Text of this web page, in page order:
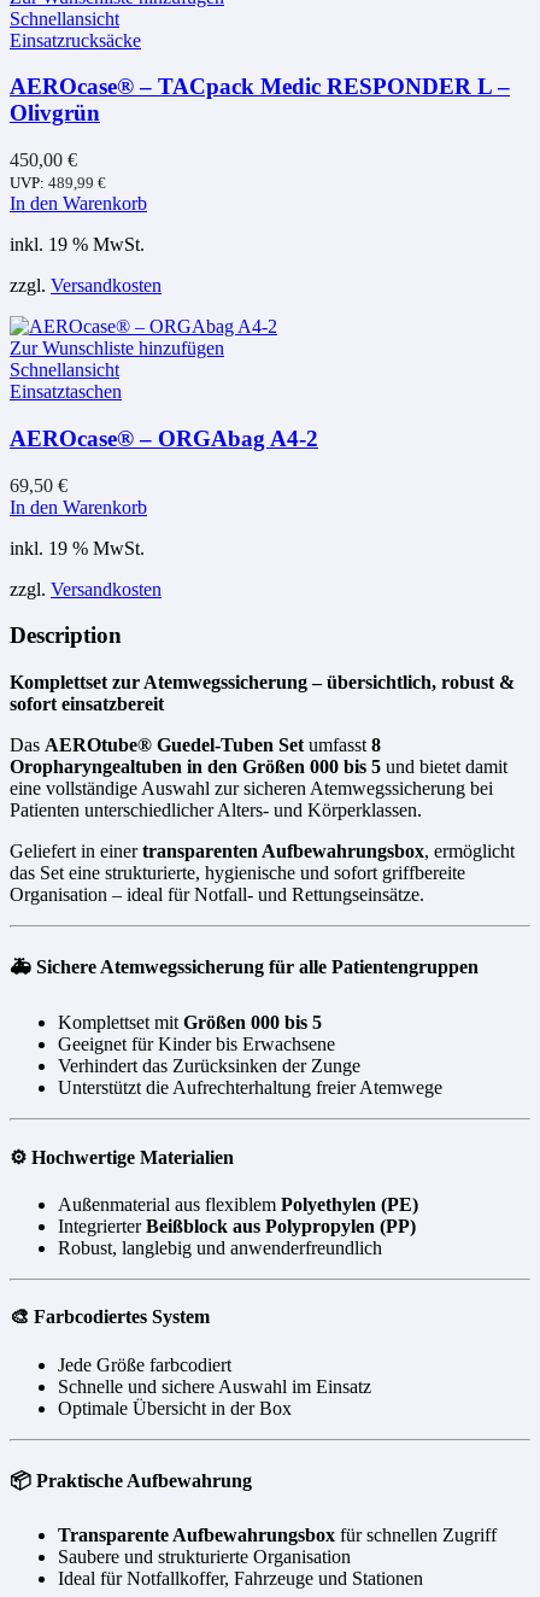
Schnellansicht
Einsatzrucksäcke
AEROcase® – TACpack Medic RESPONDER L –
Olivgrün
450,00 €
UVP: 489,99 €
In den Warenkorb
inkl. 19 % MwSt.
zzgl. Versandkosten
Zur Wunschliste hinzufügen
Schnellansicht
Einsatztaschen
AEROcase® – ORGAbag A4-2
69,50 €
In den Warenkorb
inkl. 19 % MwSt.
zzgl. Versandkosten
Description
Komplettset zur Atemwegssicherung – übersichtlich, robust &
sofort einsatzbereit
Das AEROtube® Guedel-Tuben Set umfasst 8
Oropharyngealtuben in den Größen 000 bis 5 und bietet damit
eine vollständige Auswahl zur sicheren Atemwegssicherung bei
Patienten unterschiedlicher Alters- und Körperklassen.
Geliefert in einertransparenten Aufbewahrungsbox, ermöglicht
das Set eine strukturierte, hygienische und sofort griffbereite
Organisation – ideal für Notfall- und Rettungseinsätze.
🚑 Sichere Atemwegssicherung für alle Patientengruppen
Komplettset mit Größen 000 bis 5
Geeignet für Kinder bis Erwachsene
Verhindert das Zurücksinken der Zunge
Unterstützt die Aufrechterhaltung freier Atemwege
⚙️ Hochwertige Materialien
Außenmaterial aus flexiblem Polyethylen (PE)
IntegrierterBeißblock aus Polypropylen (PP)
Robust, langlebig und anwenderfreundlich
🎨 Farbcodiertes System
Jede Größe farbcodiert
Schnelle und sichere Auswahl im Einsatz
Optimale Übersicht in der Box
📦 Praktische Aufbewahrung
Transparente Aufbewahrungsbox für schnellen Zugriff
Saubere und strukturierte Organisation
Ideal für Notfallkoffer, Fahrzeuge und Stationen